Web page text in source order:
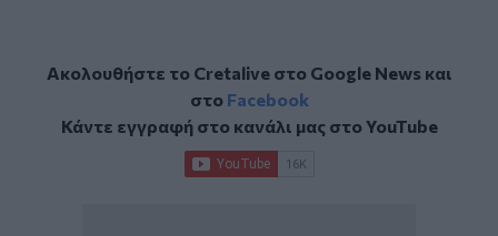
Ακολουθήστε το Cretalive στο Google Newsκαι
στο Facebook
Κάντε εγγραφή στο κανάλι μας στοYouTube